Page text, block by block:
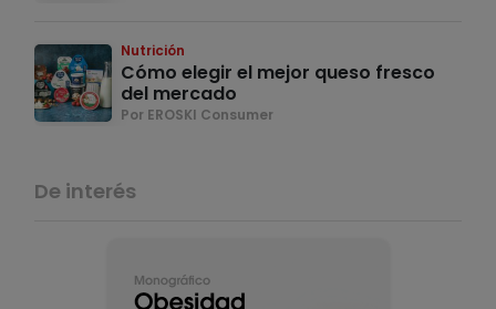
Nutrición
Cómo elegir el mejor queso fresco
del mercado
Por EROSKI Consumer
De interés